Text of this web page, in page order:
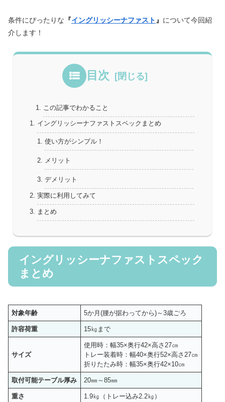
条件にぴったりな 『イングリッシーナファスト』 について今回紹
介します！
目次
この記事でわかること
イングリッシーナファストスペックまとめ
使い方がシンプル！
メリット
デメリット
実際に利用してみて
まとめ
イングリッシーナファストスペック
まとめ
対象年齢 5か月(腰が据わってから)～3歳ごろ
許容荷重 15㎏まで
サイズ
使用時：幅35×奥行42×高さ27㎝
トレー装着時：幅40×奥行52×高さ27㎝
折りたたみ時：幅35×奥行42×10㎝
取付可能テーブル厚み 20㎜～85㎜
重さ 1.9㎏（トレー込み2.2㎏）